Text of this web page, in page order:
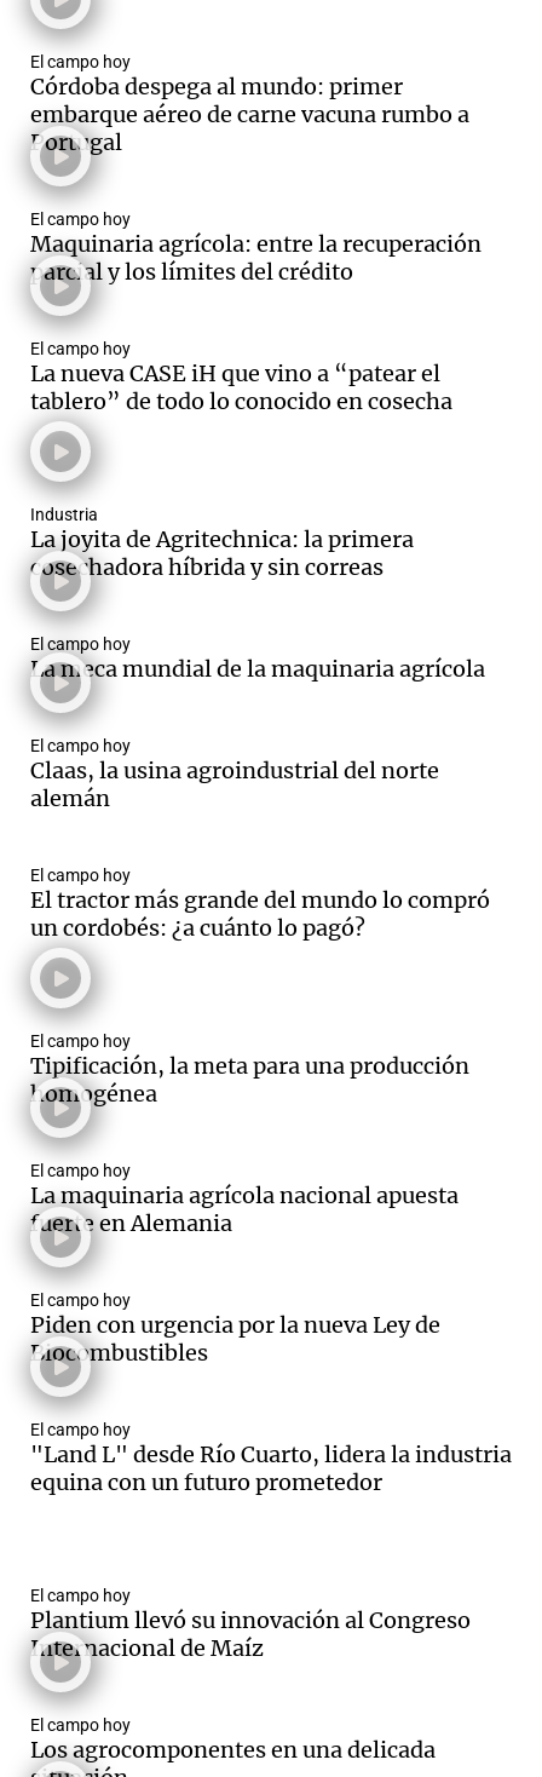
El campo hoy
Córdoba despega al mundo: primer
embarque aéreo de carne vacuna rumbo a
Portugal
El campo hoy
Maquinaria agrícola: entre la recuperación
parcial y los límites del crédito
El campo hoy
La nueva CASE iH que vino a “patear el
tablero” de todo lo conocido en cosecha
Industria
La joyita de Agritechnica: la primera
cosechadora híbrida y sin correas
El campo hoy
La meca mundial de la maquinaria agrícola
El campo hoy
Claas, la usina agroindustrial del norte
alemán
El campo hoy
El tractor más grande del mundo lo compró
un cordobés: ¿a cuánto lo pagó?
El campo hoy
Tipificación, la meta para una producción
homogénea
El campo hoy
La maquinaria agrícola nacional apuesta
fuerte en Alemania
El campo hoy
Piden con urgencia por la nueva Ley de
Biocombustibles
El campo hoy
"Land L" desde Río Cuarto, lidera la industria
equina con un futuro prometedor
El campo hoy
Plantium llevó su innovación al Congreso
Internacional de Maíz
El campo hoy
Los agrocomponentes en una delicada
Notas
Mundial 2026
Notas